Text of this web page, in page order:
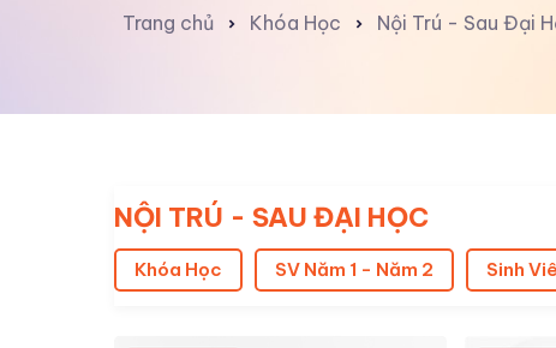
Trang chủ Khóa Học Nội Trú - Sau Đại
NỘI TRÚ - SAU ĐẠI HỌC
Khóa Học SV Năm 1 - Năm 2 Sinh